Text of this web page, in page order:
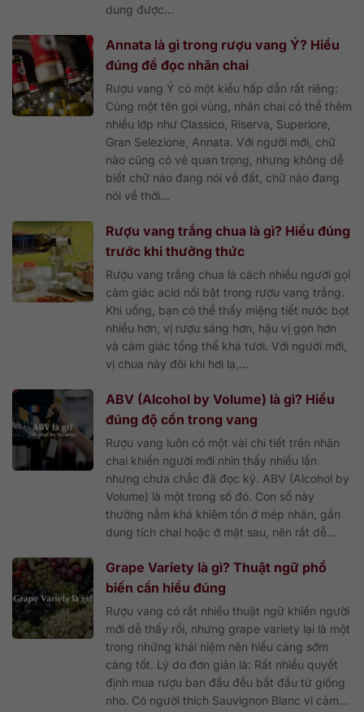
dung được...
Annata là gì trong rượu vang Ý? Hiểu
đúng để đọc nhãn chai
Rượu vang Ý có một kiểu hấp dẫn rất riêng:
Cùng một tên gọi vùng, nhãn chai có thể thêm
nhiều lớp như Classico, Riserva, Superiore,
Gran Selezione, Annata. Với người mới, chữ
nào cũng có vẻ quan trọng, nhưng không dễ
biết chữ nào đang nói về đất, chữ nào đang
nói về thời...
Rượu vang trắng chua là gì? Hiểu đúng
trước khi thưởng thức
Rượu vang trắng chua là cách nhiều người gọi
cảm giác acid nổi bật trong rượu vang trắng.
Khi uống, bạn có thể thấy miệng tiết nước bọt
nhiều hơn, vị rượu sáng hơn, hậu vị gọn hơn
và cảm giác tổng thể khá tươi. Với người mới,
vị chua này đôi khi hơi lạ,...
ABV (Alcohol by Volume) là gì? Hiểu
đúng độ cồn trong vang
Rượu vang luôn có một vài chi tiết trên nhãn
chai khiến người mới nhìn thấy nhiều lần
nhưng chưa chắc đã đọc kỹ. ABV (Alcohol by
Volume) là một trong số đó. Con số này
thường nằm khá khiêm tốn ở mép nhãn, gần
dung tích chai hoặc ở mặt sau, nên rất dễ...
Grape Variety là gì? Thuật ngữ phổ
biến cần hiểu đúng
Rượu vang có rất nhiều thuật ngữ khiến người
mới dễ thấy rối, nhưng grape variety lại là một
trong những khái niệm nên hiểu càng sớm
càng tốt. Lý do đơn giản là: Rất nhiều quyết
định mua rượu ban đầu đều bắt đầu từ giống
nho. Có người thích Sauvignon Blanc vì cảm...